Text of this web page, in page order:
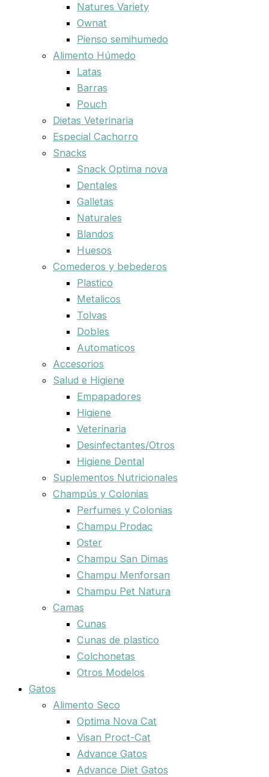
Natures Variety
Ownat
Pienso semihumedo
Alimento Húmedo
Latas
Barras
Pouch
Dietas Veterinaria
Especial Cachorro
Snacks
Snack Optima nova
Dentales
Galletas
Naturales
Blandos
Huesos
Comederos y bebederos
Plastico
Metalicos
Tolvas
Dobles
Automaticos
Accesorios
Salud e Higiene
Empapadores
Higiene
Veterinaria
Desinfectantes/Otros
Higiene Dental
Suplementos Nutricionales
Champús y Colonias
Perfumes y Colonias
Champu Prodac
Oster
Champu San Dimas
Champu Menforsan
Champu Pet Natura
Camas
Cunas
Cunas de plastico
Colchonetas
Otros Modelos
Gatos
Alimento Seco
Optima Nova Cat
Visan Proct-Cat
Advance Gatos
Advance Diet Gatos